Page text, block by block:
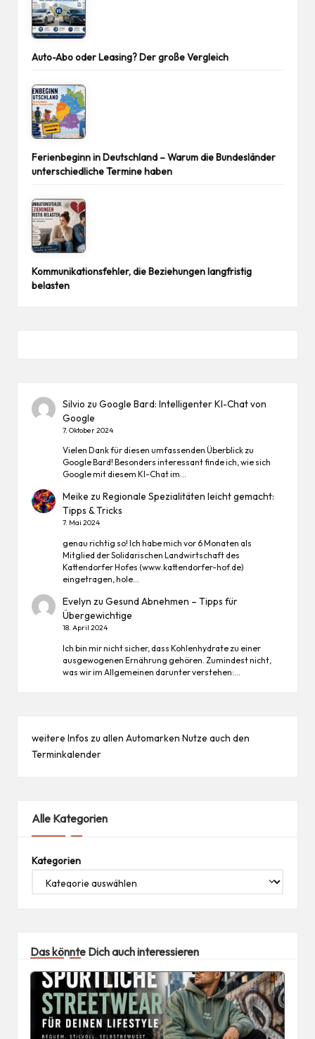
Auto-Abo oder Leasing? Der große Vergleich
Ferienbeginn in Deutschland – Warum die Bundesländer
unterschiedliche Termine haben
Kommunikationsfehler, die Beziehungen langfristig
belasten
Silvio zuGoogle Bard: Intelligenter KI-Chat von
Google
7. Oktober 2024
Vielen Dank für diesen umfassenden Überblick zu
Google Bard! Besonders interessant finde ich, wie sich
Google mit diesem KI-Chat im…
Meike zuRegionale Spezialitäten leicht gemacht:
Tipps & Tricks
7. Mai 2024
genau richtig so! Ich habe mich vor 6 Monaten als
Mitglied der Solidarischen Landwirtschaft des
Kattendorfer Hofes (www.kattendorfer-hof.de)
eingetragen, hole…
Evelyn zuGesund Abnehmen – Tipps für
Übergewichtige
18. April 2024
Ich bin mir nicht sicher, dass Kohlenhydrate zu einer
ausgewogenen Ernährung gehören. Zumindest nicht,
was wir im Allgemeinen darunter verstehen:…
weitere Infos zu allen Automarken Nutze auch den
Terminkalender
Alle Kategorien
Kategorien
Das könnte Dich auch interessieren